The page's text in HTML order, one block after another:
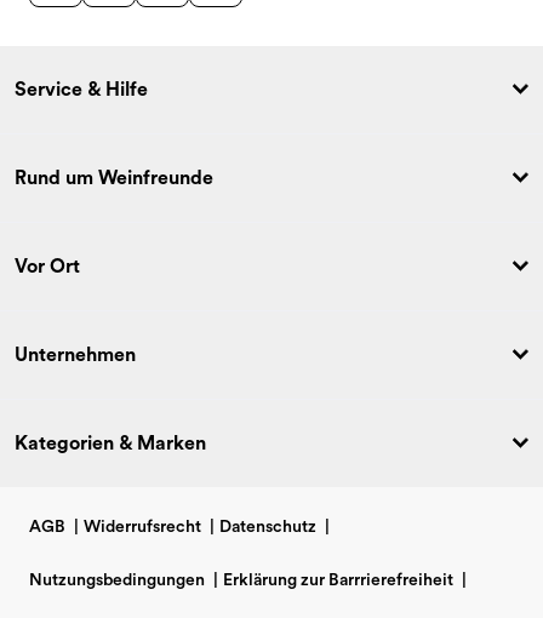
Service & Hilfe
Rund um Weinfreunde
Vor Ort
Unternehmen
Kategorien & Marken
AGB Widerrufsrecht Datenschutz
Nutzungsbedingungen Erklärung zur Barrrierefreiheit